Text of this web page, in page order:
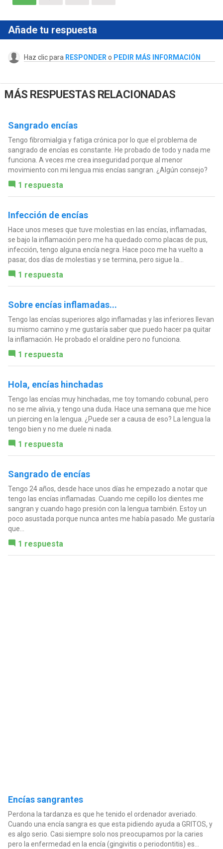
Añade tu respuesta
Haz clic para RESPONDER o PEDIR MÁS INFORMACIÓN
MÁS RESPUESTAS RELACIONADAS
Sangrado encías
Tengo fibromialgia y fatiga crónica por lo que el problema de
sangrado de encías es constante. He probado de todo y nada me
funciona. A veces me crea inseguridad porque al menor
movimiento con mi lengua mis encías sangran. ¿Algún consejo?
1 respuesta
Infección de encías
Hace unos meses que tuve molestias en las encías, inflamadas,
se bajo la inflamación pero me ha quedado como placas de pus,
infección, tengo alguna encía negra. Hace poco me ha vuelto a
pasar, dos días de molestias y se termina, pero sigue la...
1 respuesta
Sobre encías inflamadas...
Tengo las encías superiores algo inflamadas y las inferiores llevan
su mismo camino y me gustaría saber que puedo hacer pa quitar
la inflamación. He probado el oraldine pero no funciona.
1 respuesta
Hola, encías hinchadas
Tengo las encías muy hinchadas, me toy tomando cobunal, pero
no se me alivia, y tengo una duda. Hace una semana que me hice
un piercing en la lengua. ¿Puede ser a causa de eso? La lengua la
tengo bien y no me duele ni nada.
1 respuesta
Sangrado de encías
Tengo 24 años, desde hace unos días he empezado a notar que
tengo las encías inflamadas. Cuando me cepillo los dientes me
sangran y cuando hago presión con la lengua también. Estoy un
poco asustada porque nunca antes me había pasado. Me gustaría
que...
1 respuesta
Encías sangrantes
Perdona la tardanza es que he tenido el ordenador averiado.
Cuando una encía sangra es que esta pidiendo ayuda a GRITOS, y
es algo serio. Casi siempre solo nos preocupamos por la caries
pero la enfermedad en la encía (gingivitis o periodontitis) es...